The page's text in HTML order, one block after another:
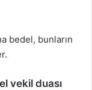
bedel, bunların
vekil duası